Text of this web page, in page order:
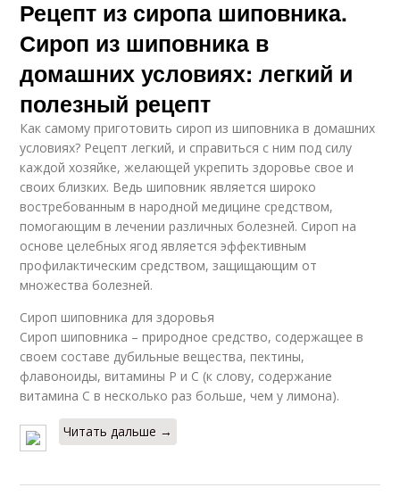
Рецепт из сиропа шиповника.
Сироп из шиповника в
домашних условиях: легкий и
полезный рецепт
Как самому приготовить сироп из шиповника в домашних
условиях? Рецепт легкий, и справиться с ним под силу
каждой хозяйке, желающей укрепить здоровье свое и
своих близких. Ведь шиповник является широко
востребованным в народной медицине средством,
помогающим в лечении различных болезней. Сироп на
основе целебных ягод является эффективным
профилактическим средством, защищающим от
множества болезней.
Сироп шиповника для здоровья
Сироп шиповника – природное средство, содержащее в
своем составе дубильные вещества, пектины,
флавоноиды, витамины Р и С (к слову, содержание
витамина С в несколько раз больше, чем у лимона).
Читать дальше →